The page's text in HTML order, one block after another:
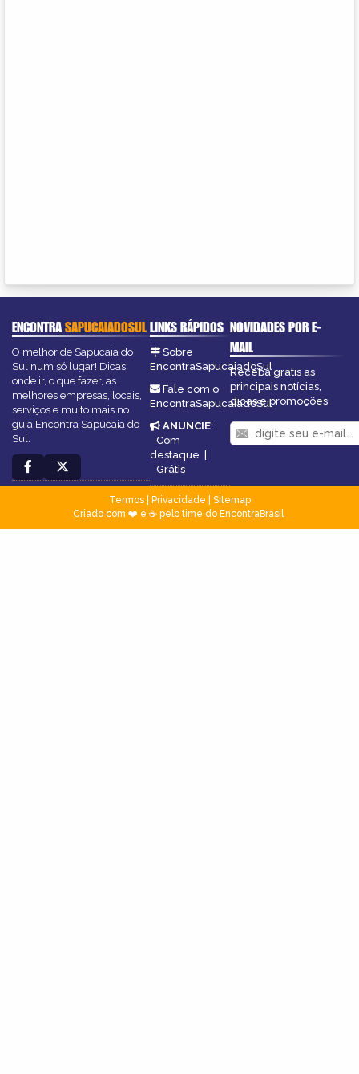
ENCONTRASAPUCAIADOSUL
O melhor de Sapucaia do
Sul num só lugar! Dicas,
onde ir, o que fazer, as
melhores empresas, locais,
serviços e muito mais no
guia Encontra Sapucaia do
Sul.
LINKS RÁPIDOS
Sobre
EncontraSapucaiadoSul
Fale com o
EncontraSapucaiadoSul
ANUNCIE:
Com
destaque |
Grátis
NOVIDADES POR E-
MAIL
Receba grátis as
principais notícias,
dicas e promoções
Termos| Privacidade
Sitemap
Criado com ❤️ e ☕ pelo time do EncontraBrasil